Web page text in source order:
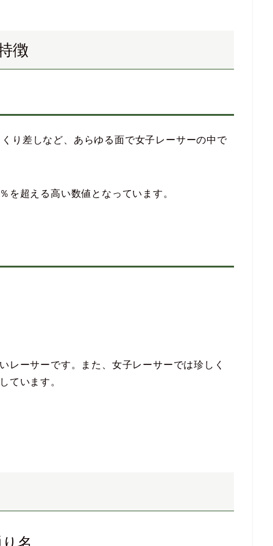
徴
り差しなど、あらゆる面で女子レーサーの中で
を超える高い数値となっています。
レーサーです。また、女子レーサーでは珍しく
ています。